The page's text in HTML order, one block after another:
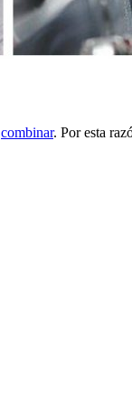
combinar. Por esta